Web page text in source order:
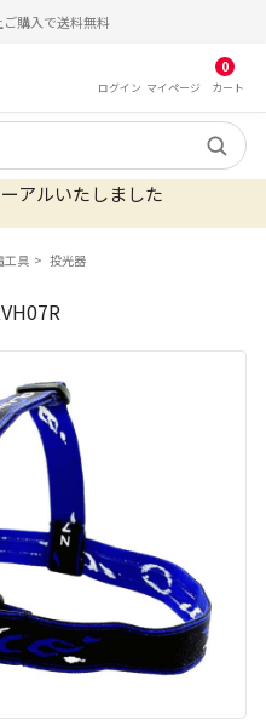
購入で送料無料
ログイン マイ ページ
0
カート
アルいたしました
工具 投光器